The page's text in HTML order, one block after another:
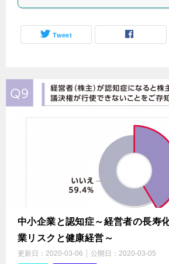
Tweet
中小企業と認知症～経営者の長寿
業リスクと健康経営～
更新日： 2020-03-06 公開日： 2020-03-05